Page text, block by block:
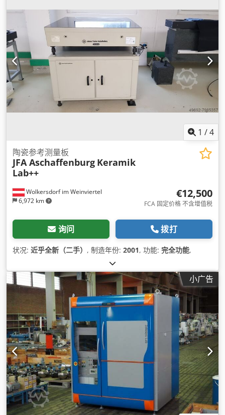
1 /4
Wolkersdorf im Weinviertel
6,972 km
陶瓷参考测量板
JFA Aschaffenburg Keramik
Lab++
€12,500
FCA 固定价格 不含增值税
询问 拨打
状况: 近乎全新（二手） , 制造年份: 2001, 功能: 完全功能,
小广告